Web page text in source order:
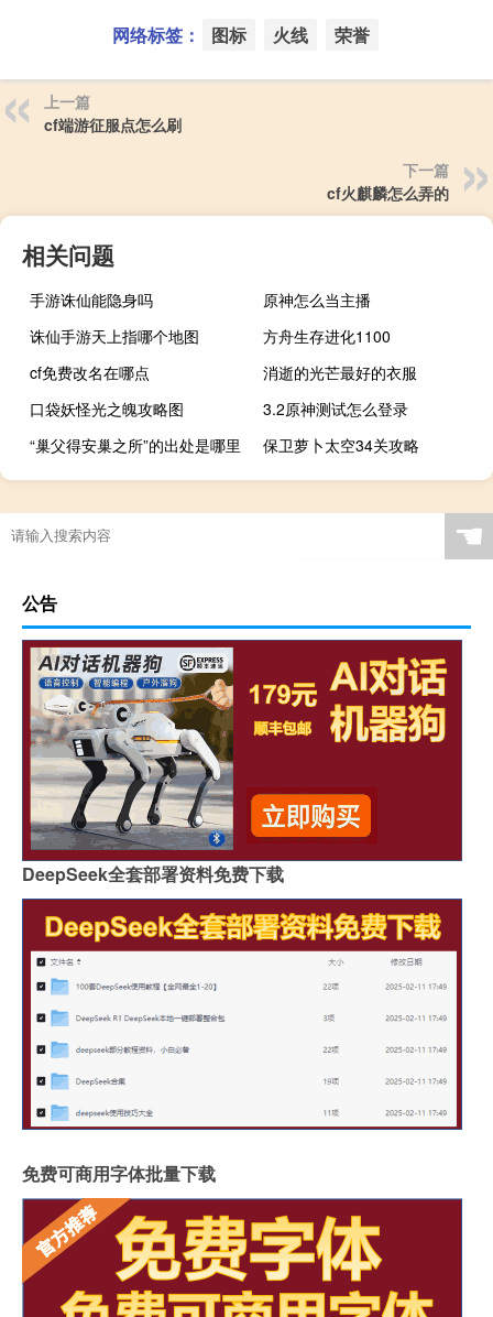
网络标签： 图标 火线 荣誉
上一篇
cf端游征服点怎么刷
下一篇
cf火麒麟怎么弄的
相关问题
手游诛仙能隐身吗
原神怎么当主播
诛仙手游天上指哪个地图
方舟生存进化1100
cf免费改名在哪点
消逝的光芒最好的衣服
口袋妖怪光之魄攻略图
3.2原神测试怎么登录
“巢父得安巢之所”的出处是哪里
保卫萝卜太空34关攻略
☚
公告
DeepSeek全套部署资料免费下载
免费可商用字体批量下载